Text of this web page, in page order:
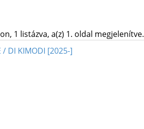
1 listázva, a(z) 1. oldal megjelenítve.
DI KIMODI [2025-]